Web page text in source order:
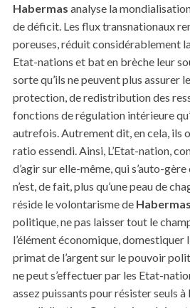
Habermas analyse la
de déficit. Les flux transnationaux
poreuses, réduit considérablement
Etat-nations et bat en brèche leur
sorte qu’ils ne peuvent plus assurer
protection, de redistribution des
fonctions de régulation intérieure
autrefois. Autrement dit, en cela, ils
ratio essendi. Ainsi, L’Etat-nation,
d’agir sur elle-même, qui s’auto-
n’est, de fait, plus qu’une peau de
réside le volontarisme de Habermas
politique, ne pas laisser tout le
l’élément économique, domestiquer
primat de l’argent sur le pouvoir
ne peut s’effectuer par les Etat-
assez puissants pour résister seuls à